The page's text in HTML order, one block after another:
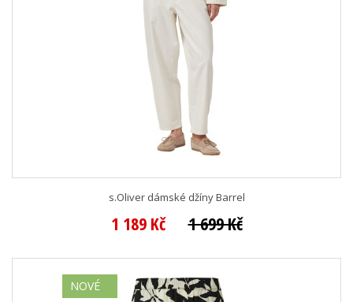
s.Oliver dámské džíny Barrel
1 189 Kč 1 699 Kč
NOVÉ